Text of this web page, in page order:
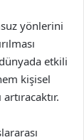
yönlerini
etkili
kişisel